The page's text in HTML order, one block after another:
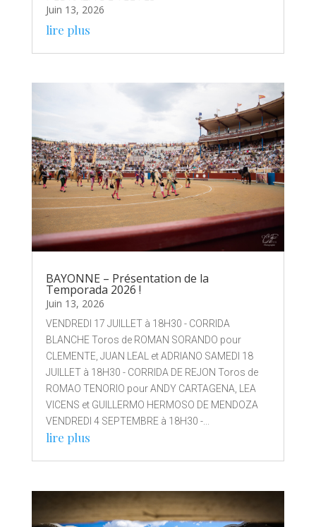
Juin 13, 2026
lire plus
BAYONNE – Présentation de la
Temporada 2026 !
Juin 13, 2026
VENDREDI 17 JUILLET à 18H30 - CORRIDA
BLANCHE Toros de ROMAN SORANDO pour
CLEMENTE, JUAN LEAL et ADRIANO SAMEDI 18
JUILLET à 18H30 - CORRIDA DE REJON Toros de
ROMAO TENORIO pour ANDY CARTAGENA, LEA
VICENS et GUILLERMO HERMOSO DE MENDOZA
VENDREDI 4 SEPTEMBRE à 18H30 -...
lire plus